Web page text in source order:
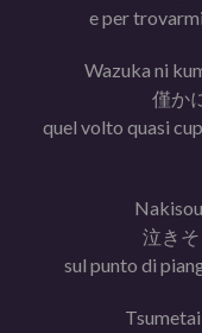
e per
Wazuka ni
僅か
quel volto quasi
泣き
sul punto di